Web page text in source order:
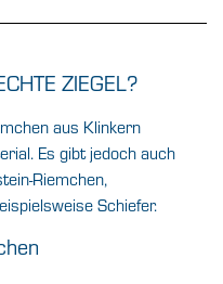
ZIEGEL?
aus Klinkern
Es gibt jedoch auch
Riemchen,
Schiefer.